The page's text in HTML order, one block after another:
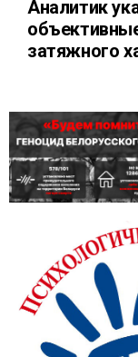
Аналитик
затяжного